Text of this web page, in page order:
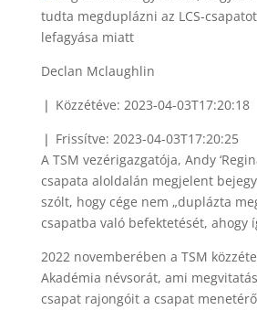
Declan Mclaughlin
❘ Közzétéve: 2023-04-03T17:20:18
❘ Frissítve: 2023-04-03T17:20:25
A TSM vezérigazgatója, Andy
csapata aloldalán megjelent
szólt, hogy cége nem „duplázta
csapatba való befektetését, ahogy
2022 novemberében a TSM
Akadémia névsorát, ami
csapat rajongóit a csapat